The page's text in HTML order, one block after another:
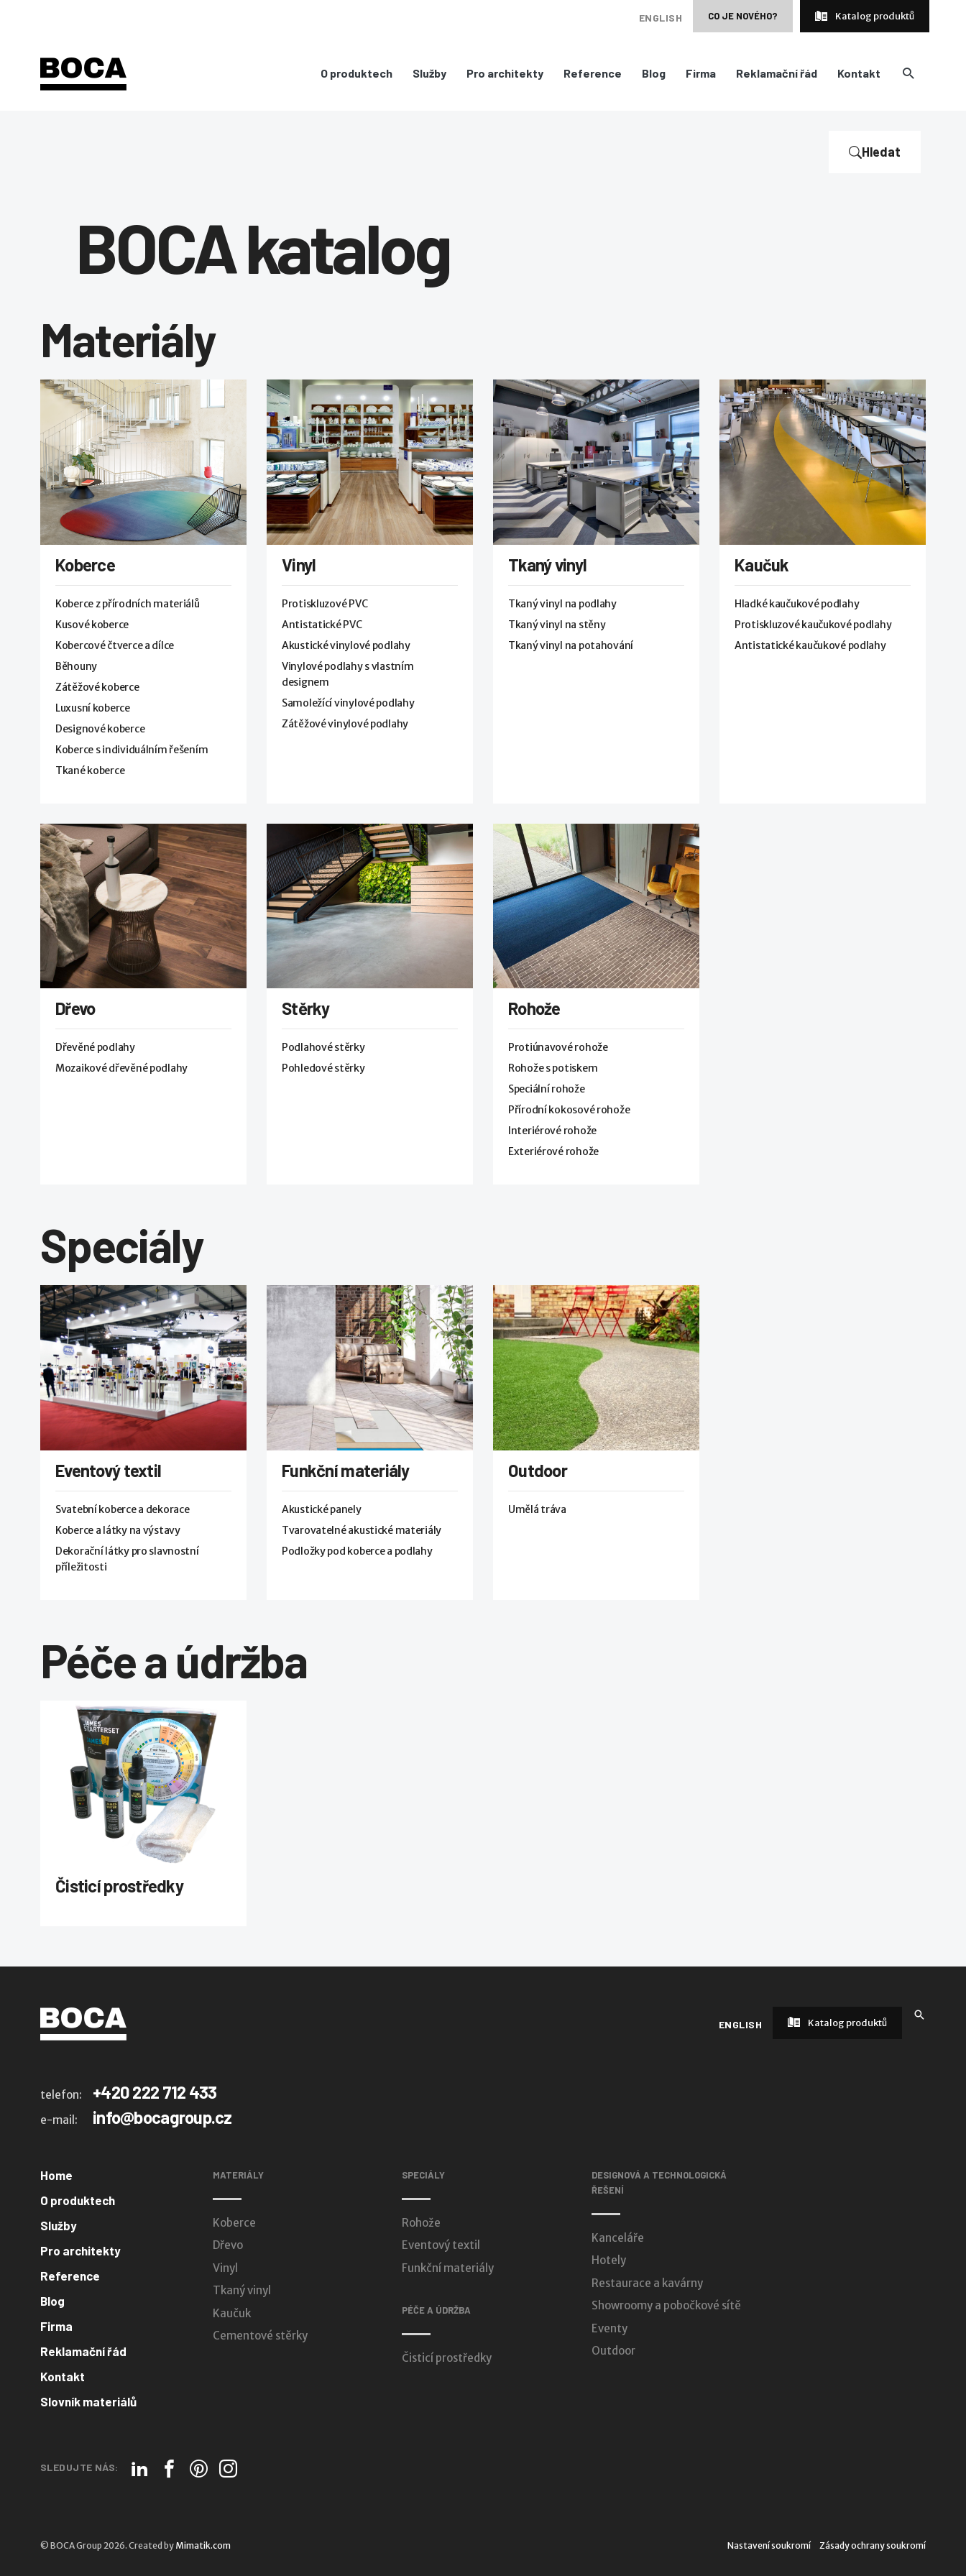
ENGLISH CO JE NOVÉHO? Katalog produktů
O produktech Služby Pro architekty Reference Blog Firma Reklamační řád Kontakt
Hledat
BOCA katalog
Materiály
Koberce
Koberce z přírodních materiálů
Kusové koberce
Kobercové čtverce a dílce
Běhouny
Zátěžové koberce
Luxusní koberce
Designové koberce
Koberce s individuálním řešením
Tkané koberce
Vinyl
Protiskluzové PVC
Antistatické PVC
Akustické vinylové podlahy
Vinylové podlahy s vlastním
designem
Samoležící vinylové podlahy
Zátěžové vinylové podlahy
Tkaný vinyl
Tkaný vinyl na podlahy
Tkaný vinyl na stěny
Tkaný vinyl na potahování
Kaučuk
Hladké kaučukové podlahy
Protiskluzové kaučukové podlahy
Antistatické kaučukové podlahy
Dřevo
Dřevěné podlahy
Mozaikové dřevěné podlahy
Stěrky
Podlahové stěrky
Pohledové stěrky
Rohože
Protiúnavové rohože
Rohože s potiskem
Speciální rohože
Přírodní kokosové rohože
Interiérové rohože
Exteriérové rohože
Speciály
Eventový textil
Svatební koberce a dekorace
Koberce a látky na výstavy
Dekorační látky pro slavnostní
příležitosti
Funkční materiály
Akustické panely
Tvarovatelné akustické materiály
Podložky pod koberce a podlahy
Outdoor
Umělá tráva
Péče a údržba
Čisticí prostředky
ENGLISH Katalog produktů
telefon: +420 222 712 433
e-mail: info@bocagroup.cz
Home
O produktech
Služby
Pro architekty
Reference
Blog
Firma
Reklamační řád
Kontakt
Slovník materiálů
MATERIÁLY
Koberce
Dřevo
Vinyl
Tkaný vinyl
Kaučuk
Cementové stěrky
SPECIÁLY
Rohože
Eventový textil
Funkční materiály
PÉČE A ÚDRŽBA
Čisticí prostředky
DESIGNOVÁ A TECHNOLOGICKÁ
ŘEŠENÍ
Kanceláře
Hotely
Restaurace a kavárny
Showroomy a pobočkové sítě
Eventy
Outdoor
SLEDUJTE NÁS:
© BOCA Group 2026. Created by Mimatik.com Nastavení soukromí Zásady ochrany soukromí